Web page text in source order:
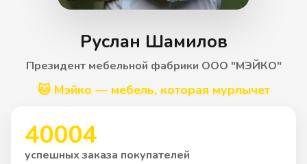
Руслан Шамилов
Президент мебельной фабрики ООО "МЭЙКО"
🐱 Мэйко — мебель, которая мурлычет
40004
успешных заказа покупателей